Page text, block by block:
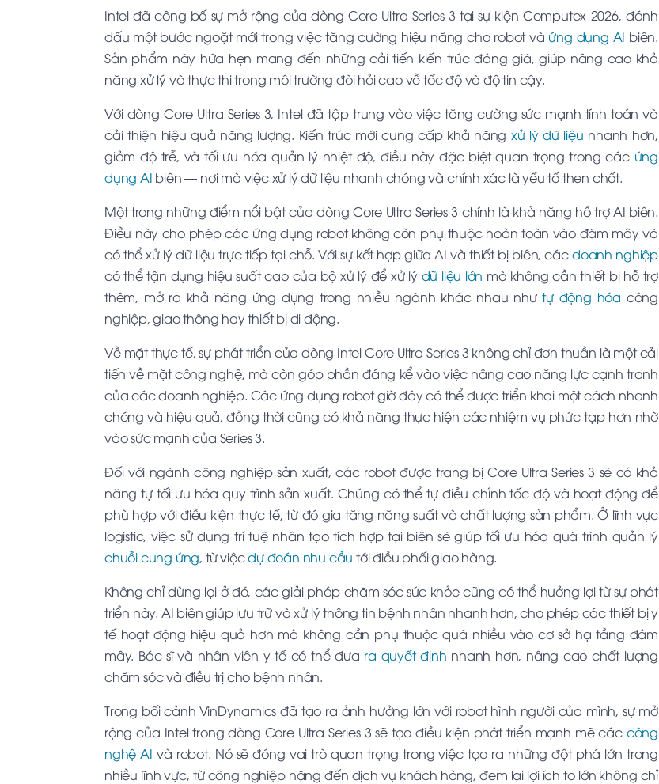
Intel đã công bố sự mở rộng của dòng Core Ultra Series 3 tại sự kiện Computex 2026, đánh
dấu một bước ngoặt mới trong việc tăng cường hiệu năng cho robot và ứng dụng AI biên.
Sản phẩm này hứa hẹn mang đến những cải tiến kiến trúc đáng giá, giúp nâng cao khả
năng xử lý và thực thi trong môi trường đòi hỏi cao về tốc độ và độ tin cậy.
Với dòng Core Ultra Series 3, Intel đã tập trung vào việc tăng cường sức mạnh tính toán và
cải thiện hiệu quả năng lượng. Kiến trúc mới cung cấp khả năng xử lý dữ liệu nhanh hơn,
giảm độ trễ, và tối ưu hóa quản lý nhiệt độ, điều này đặc biệt quan trọng trong các ứng
dụng AI biên — nơi mà việc xử lý dữ liệu nhanh chóng và chính xác là yếu tố then chốt.
Một trong những điểm nổi bật của dòng Core Ultra Series 3 chính là khả năng hỗ trợ AI biên.
Điều này cho phép các ứng dụng robot không còn phụ thuộc hoàn toàn vào đám mây và
có thể xử lý dữ liệu trực tiếp tại chỗ. Với sự kết hợp giữa AI và thiết bị biên, cácdoanh nghiệp
có thể tận dụng hiệu suất cao của bộ xử lý để xử lý dữ liệu lớn mà không cần thiết bị hỗ trợ
thêm, mở ra khả năng ứng dụng trong nhiều ngành khác nhau nhưtự động hóa công
nghiệp, giao thông hay thiết bị di động.
Về mặt thực tế, sự phát triển của dòng Intel Core Ultra Series 3 không chỉ đơn thuần là một cải
tiến về mặt công nghệ, mà còn góp phần đáng kể vào việc nâng cao năng lực cạnh tranh
của các doanh nghiệp. Các ứng dụng robot giờ đây có thể được triển khai một cách nhanh
chóng và hiệu quả, đồng thời cũng có khả năng thực hiện các nhiệm vụ phức tạp hơn nhờ
vào sức mạnh của Series 3.
Đối với ngành công nghiệp sản xuất, các robot được trang bị Core Ultra Series 3 sẽ có khả
năng tự tối ưu hóa quy trình sản xuất. Chúng có thể tự điều chỉnh tốc độ và hoạt động để
phù hợp với điều kiện thực tế, từ đó gia tăng năng suất và chất lượng sản phẩm. Ở lĩnh vực
logistic, việc sử dụng trí tuệ nhân tạo tích hợp tại biên sẽ giúp tối ưu hóa quá trình quản lý
chuỗi cung ứng, từ việcdự đoán nhu cầu tới điều phối giao hàng.
Không chỉ dừng lại ở đó, các giải pháp chăm sóc sức khỏe cũng có thể hưởng lợi từ sự phát
triển này. AI biên giúp lưu trữ và xử lý thông tin bệnh nhân nhanh hơn, cho phép các thiết bị y
tế hoạt động hiệu quả hơn mà không cần phụ thuộc quá nhiều vào cơ sở hạ tầng đám
mây. Bác sĩ và nhân viên y tế có thể đưa ra quyết định nhanh hơn, nâng cao chất lượng
chăm sóc và điều trị cho bệnh nhân.
Trong bối cảnh VinDynamics đã tạo ra ảnh hưởng lớn với robot hình người của mình, sự mở
rộng của Intel trong dòng Core Ultra Series 3 sẽ tạo điều kiện phát triển mạnh mẽ các công
nghệ AI và robot. Nó sẽ đóng vai trò quan trọng trong việc tạo ra những đột phá lớn trong
nhiều lĩnh vực, từ công nghiệp nặng đến dịch vụ khách hàng, đem lại lợi ích to lớn không chỉ